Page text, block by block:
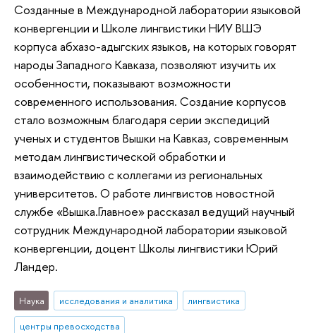
Созданные в Международной лаборатории языковой
конвергенции и Школе лингвистики НИУ ВШЭ
корпуса абхазо-адыгских языков, на которых говорят
народы Западного Кавказа, позволяют изучить их
особенности, показывают возможности
современного использования. Создание корпусов
стало возможным благодаря серии экспедиций
ученых и студентов Вышки на Кавказ, современным
методам лингвистической обработки и
взаимодействию с коллегами из региональных
университетов. О работе лингвистов новостной
службе «Вышка.Главное» рассказал ведущий научный
сотрудник Международной лаборатории языковой
конвергенции, доцент Школы лингвистики Юрий
Ландер.
Наука исследования и аналитика
лингвистика
центры превосходства